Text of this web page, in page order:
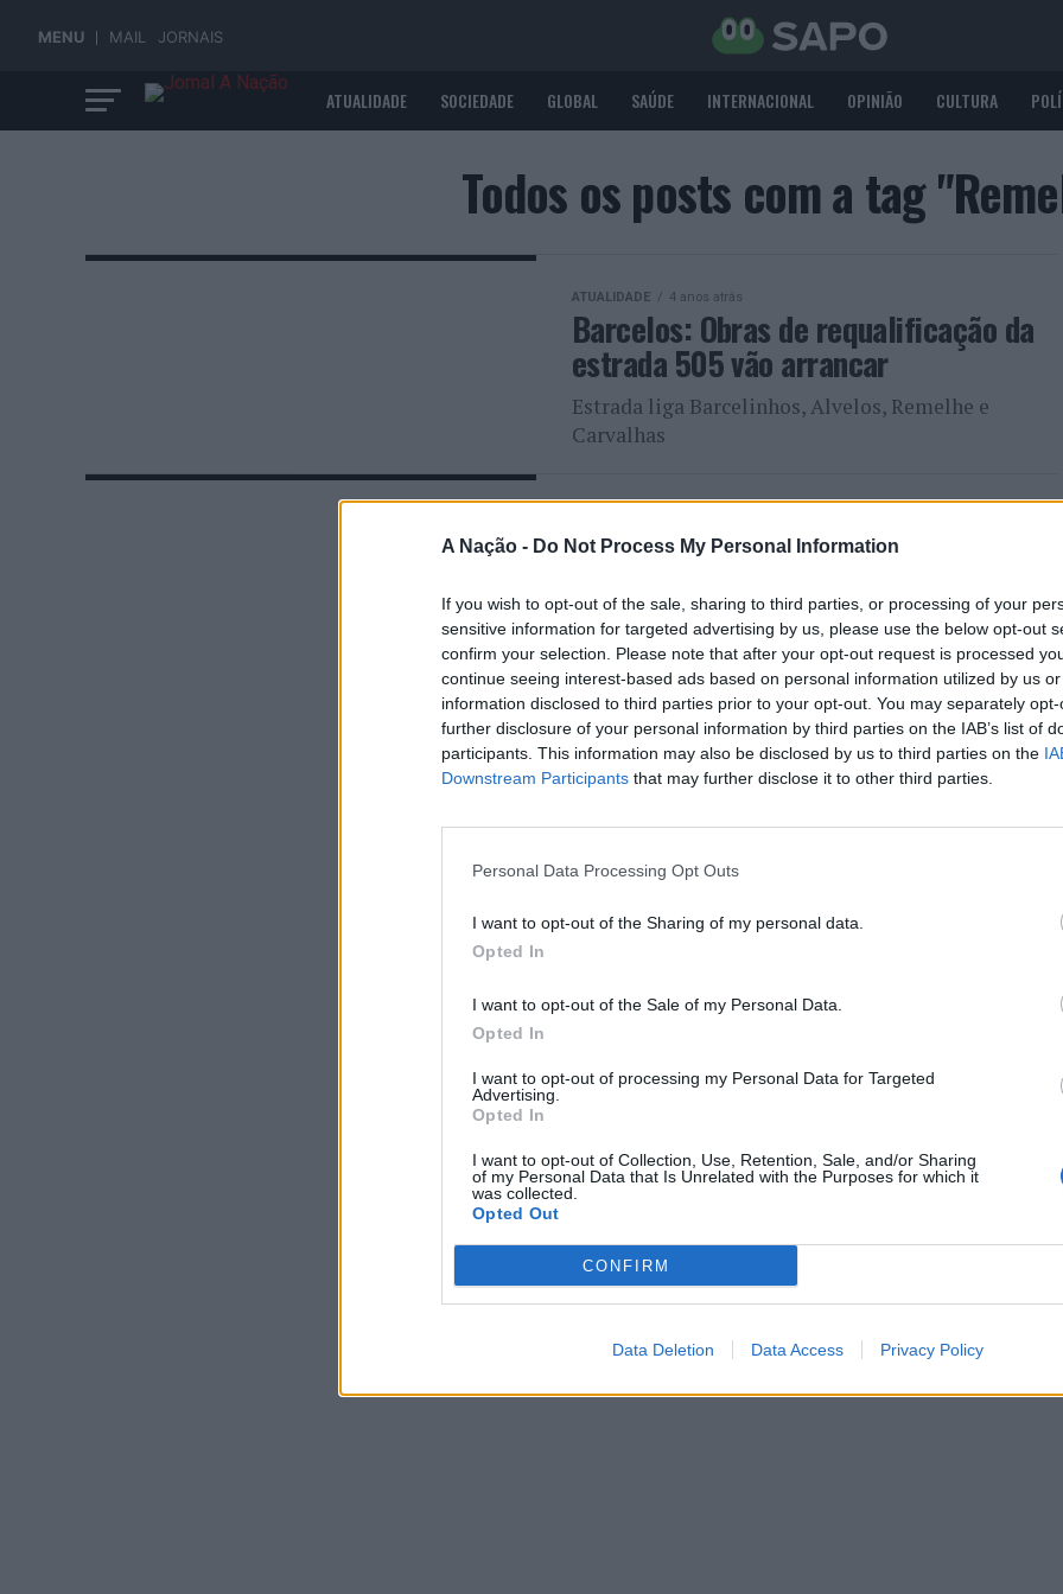
A Nação - Do Not Process My Personal Information
If you wish to opt-out of the sale, sharing to third parties, or processing of your
sensitive information for targeted advertising by us, please use the below opt-out
confirm your selection. Please note that after your opt-out request is processed
continue seeing interest-based ads based on personal information utilized by us
information disclosed to third parties prior to your opt-out. You may separately
further disclosure of your personal information by third parties on the IAB’s list of
participants. This information may also be disclosed by us to third parties on the
Downstream Participants that may further disclose it to other third parties.
Personal Data Processing Opt Outs
I want to opt-out of the Sharing of my personal data.
Opted In
I want to opt-out of the Sale of my Personal Data.
Opted In
I want to opt-out of processing my Personal Data for Targeted
Advertising.
Opted In
I want to opt-out of Collection, Use, Retention, Sale, and/or Sharing
of my Personal Data that Is Unrelated with the Purposes for which it
was collected.
Opted Out
CONFIRM
Data Deletion Data Access Privacy Policy
MENU MAIL JORNAIS
ATUALIDADE SOCIEDADE GLOBAL SAÚDE INTERNACIONAL OPINIÃO CULTURA
Todos os posts com a tag
ATUALIDADE 4 anos atrás
Barcelos: Obras de requalificação da
estrada 505 vão arrancar
Estrada liga Barcelinhos, Alvelos, Remelhe e
Carvalhas
Barcelos: Município avança com
de Rates e Negreiros
Enquanto prepara projeto de requalificação total da
via